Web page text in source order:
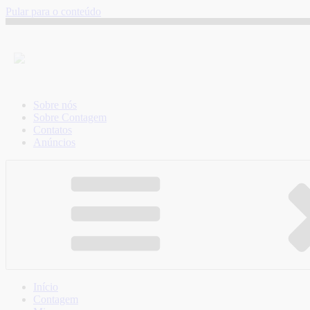
Pular para o conteúdo
Sobre nós
Sobre Contagem
Contatos
Anúncios
Início
Contagem